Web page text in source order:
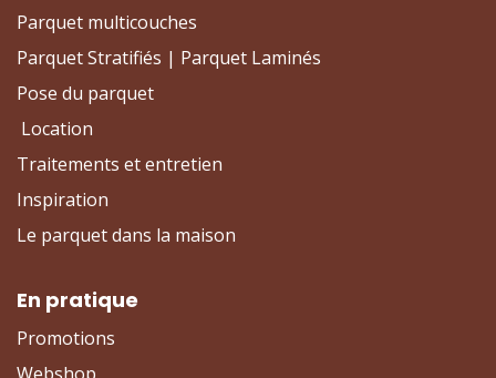
Parquet multicouches
Parquet Stratifiés | Parquet Laminés
Pose du parquet
Location
Traitements et entretien
Inspiration
Le parquet dans la maison
En pratique
Promotions
Webshop